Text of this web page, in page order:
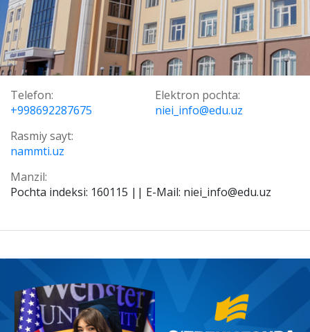
Telefon:
+998692287675
Elektron pochta:
niei_info@edu.uz
Rasmiy sayt:
nammti.uz
Manzil:
Pochta indeksi: 160115 || E-Mail: niei_info@edu.uz